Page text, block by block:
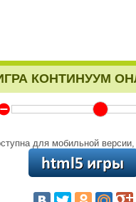
КОНТИНУУМ
для мобильной